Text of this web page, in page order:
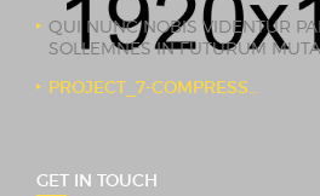
QUI NUNC NOBIS VIDENTUR
SOLLEMNES IN FUTURUM
PROJECT_7-COMPRESSOR
GET IN TOUCH